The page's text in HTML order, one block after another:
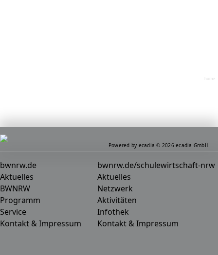
home
bwnrw.de
Aktuelles
BWNRW
Programm
Service
Kontakt & Impressum
bwnrw.de/schulewirtschaft-nrw
Aktuelles
Netzwerk
Aktivitäten
Infothek
Kontakt & Impressum
Powered by ecadia © 2026 ecadia GmbH